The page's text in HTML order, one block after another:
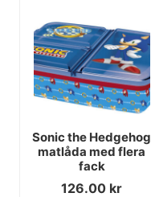
Sonic the Hedgehog
matlåda med flera
fack
126.00 kr